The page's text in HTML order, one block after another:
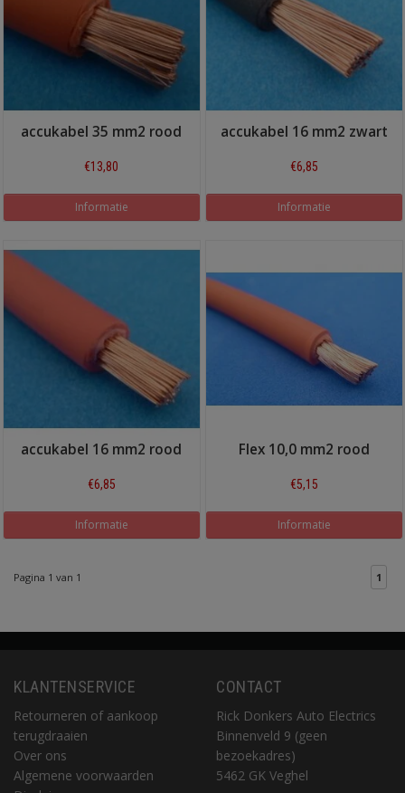
accukabel 35 mm2 rood
€13,80
Informatie
accukabel 16 mm2 zwart
€6,85
Informatie
accukabel 16 mm2 rood
€6,85
Informatie
Flex 10,0 mm2 rood
€5,15
Informatie
Pagina 1 van 1 1
KLANTENSERVICE
Retourneren of aankoop
terugdraaien
Over ons
Algemene voorwaarden
CONTACT
Rick Donkers Auto Electrics
Binnenveld 9 (geen
bezoekadres)
5462 GK Veghel